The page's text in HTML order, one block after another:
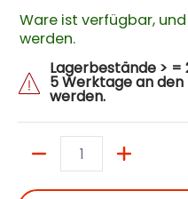
Ware ist verfügbar,
werden.
Lagerbestände > =
5 Werktage an
werden.